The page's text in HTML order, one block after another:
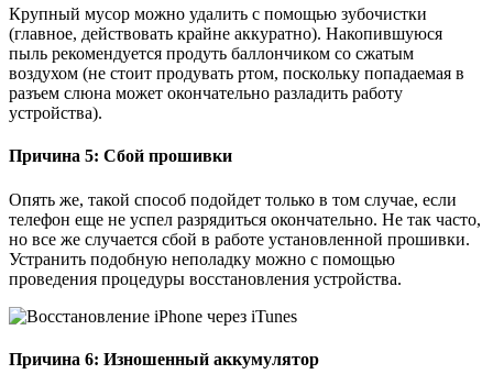
Крупный мусор можно удалить с помощью зубочистки
(главное, действовать крайне аккуратно). Накопившуюся
пыль рекомендуется продуть баллончиком со сжатым
воздухом (не стоит продувать ртом, поскольку попадаемая в
разъем слюна может окончательно разладить работу
устройства).
Причина 5: Сбой прошивки
Опять же, такой способ подойдет только в том случае, если
телефон еще не успел разрядиться окончательно. Не так часто,
но все же случается сбой в работе установленной прошивки.
Устранить подобную неполадку можно с помощью
проведения процедуры восстановления устройства.
Причина 6: Изношенный аккумулятор